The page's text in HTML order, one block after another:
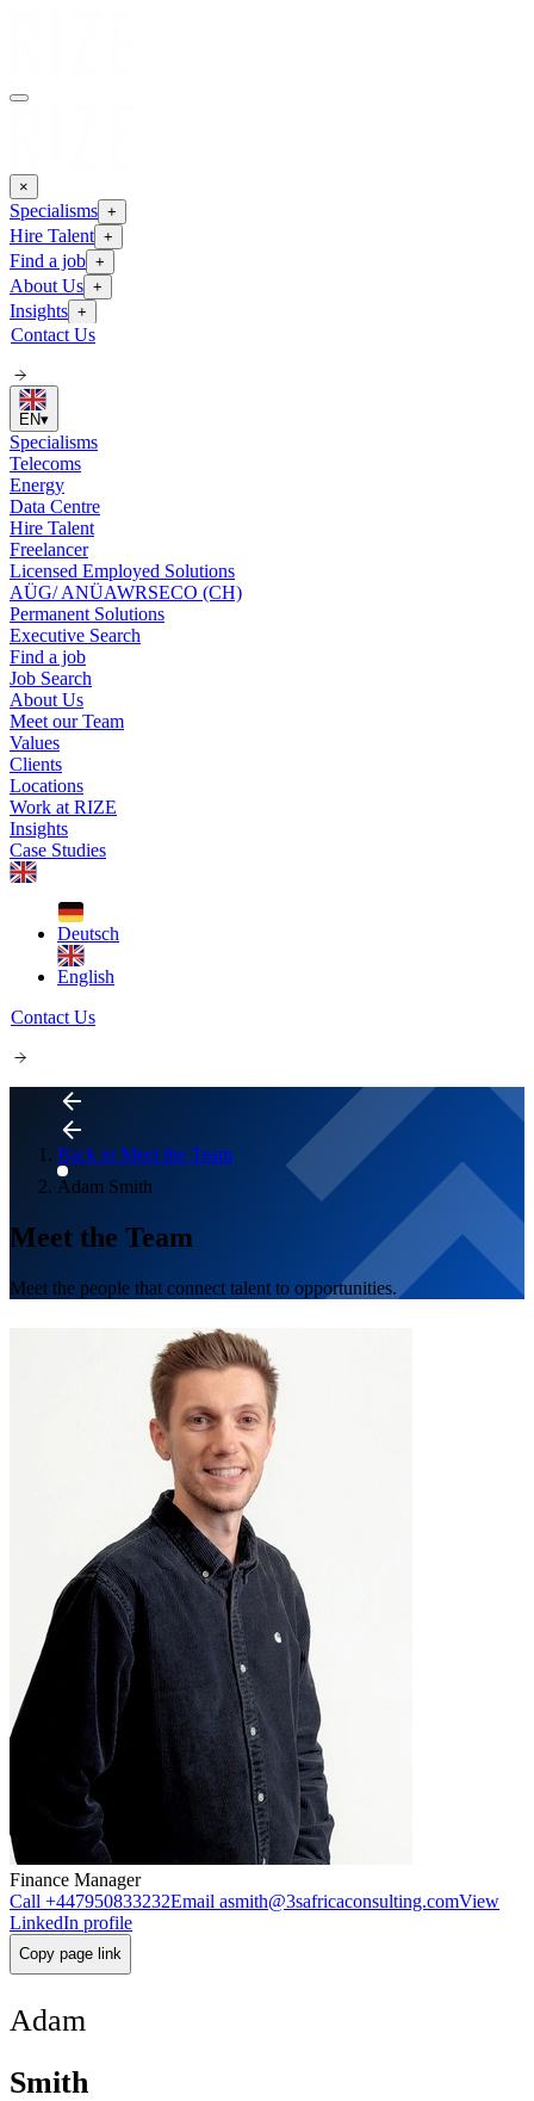
×
Specialisms +
Hire Talent +
Find a job +
About Us +
Insights +
Contact Us
EN▾
Specialisms
Telecoms
Energy
Data Centre
Hire Talent
Freelancer
Licensed Employed Solutions
AÜG/ ANÜAWRSECO (CH)
Permanent Solutions
Executive Search
Find a job
Job Search
About Us
Meet our Team
Values
Clients
Locations
Work at RIZE
Insights
Case Studies
Deutsch
English
Contact Us
Back to Meet the Team
Adam Smith
Meet the Team
Meet the people that connect talent to opportunities.
Finance Manager
Call +447950833232Email asmith@3safricaconsulting.comView
LinkedIn profile
Copy page link
Adam
Smith